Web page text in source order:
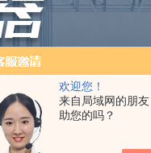
欢迎您！
来自局域网的朋
助您的吗？